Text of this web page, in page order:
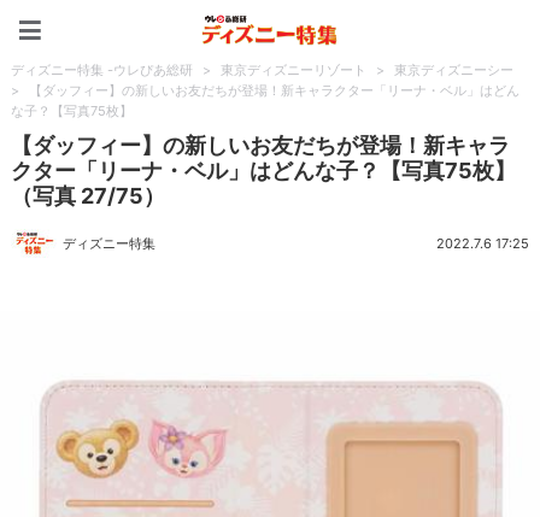
ディズニー特集 -ウレぴあ総研 > 東京ディズニーリゾート >
東京ディズニーシー
>
【ダッフィー】の新しいお友だちが登場！新キャラクター「リーナ・ベル」はどん
な子？【写真75枚】
【ダッフィー】の新しいお友だちが登場！新キャラ
クター「リーナ・ベル」はどんな子？【写真75枚】
（写真 27/75）
ディズニー特集 2022.7.6 17:25